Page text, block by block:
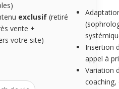
exclusif(retiré
vente +
votre site)
Insertion
appel à
Variation